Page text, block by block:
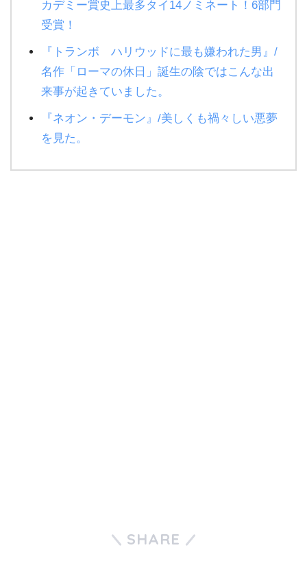
カデミー賞史上最多タイ14ノミネート！6部門
受賞！
『トランボ ハリウッドに最も嫌われた男』/
名作「ローマの休日」誕生の陰ではこんな出
来事が起きていました。
『ネオン・デーモン』/美しくも禍々しい悪夢
を見た。
SHARE